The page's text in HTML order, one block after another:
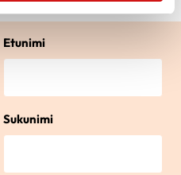
Etunimi
Sukunimi